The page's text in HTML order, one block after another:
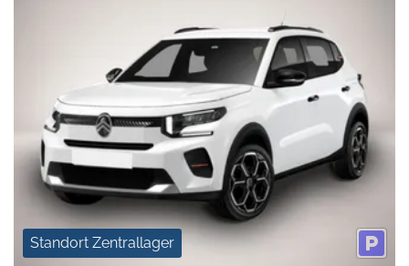
Standort Zentrallager